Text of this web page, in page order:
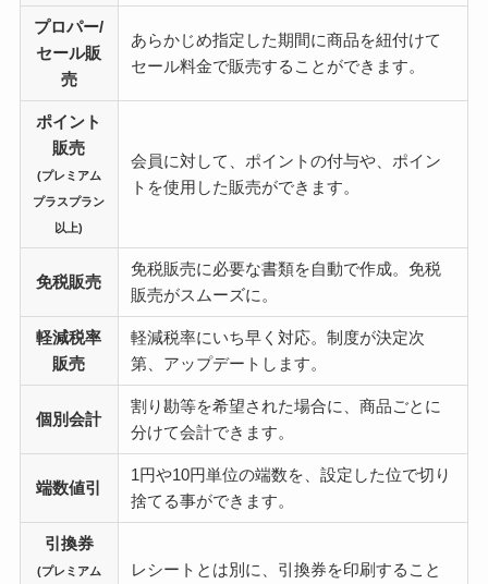
プロパー/
セール販
売
あらかじめ指定した期間に商品を紐付けて
セール料金で販売することができます。
ポイント
販売
(プレミアム
プラスプラン
以上)
会員に対して、ポイントの付与や、ポイン
トを使用した販売ができます。
免税販売
免税販売に必要な書類を自動で作成。免税
販売がスムーズに。
軽減税率
販売
軽減税率にいち早く対応。制度が決定次
第、アップデートします。
個別会計
割り勘等を希望された場合に、商品ごとに
分けて会計できます。
端数値引
1円や10円単位の端数を、設定した位で切り
捨てる事ができます。
引換券
(プレミアム
レシートとは別に、引換券を印刷すること